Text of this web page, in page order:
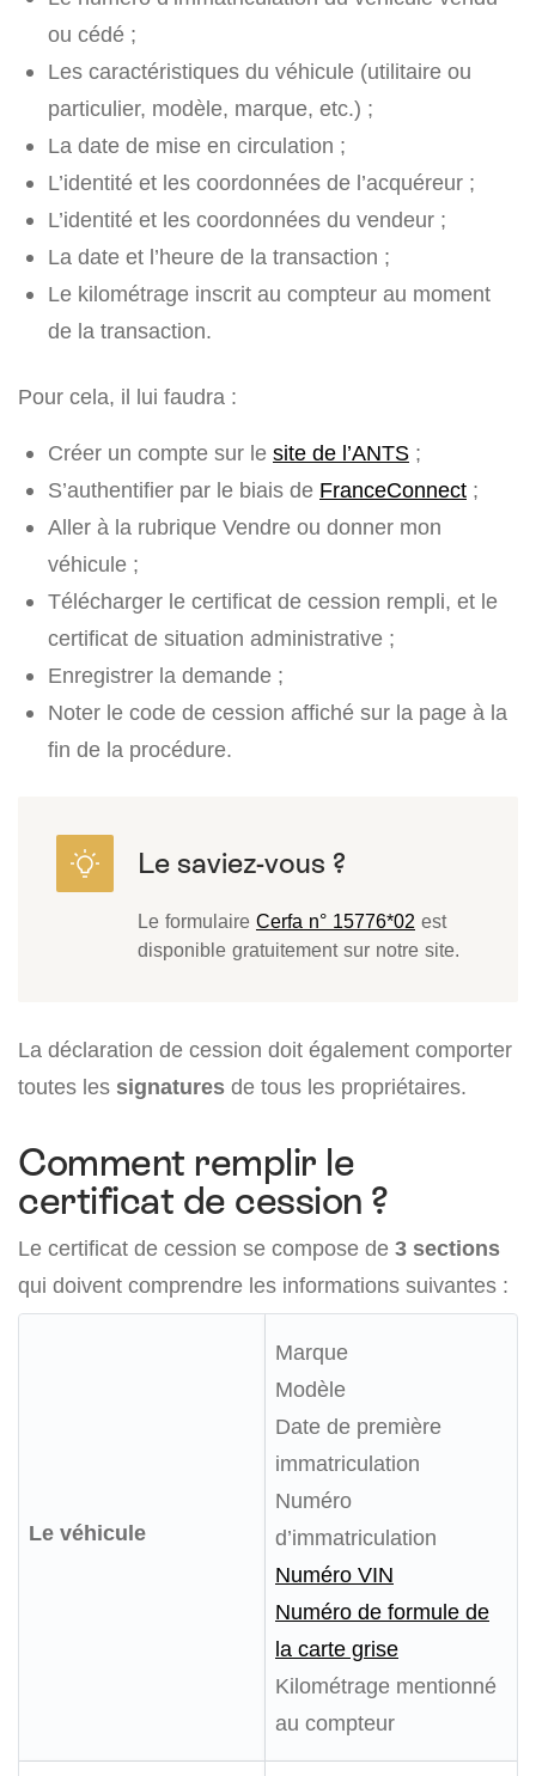
ou cédé ;
Les caractéristiques du véhicule (utilitaire ou
particulier, modèle, marque, etc.) ;
La date de mise en circulation ;
L’identité et les coordonnées de l’acquéreur ;
L’identité et les coordonnées du vendeur ;
La date et l’heure de la transaction ;
Le kilométrage inscrit au compteur au moment
de la transaction.
Pour cela, il lui faudra :
Créer un compte sur le site de l’ANTS ;
S’authentifier par le biais de FranceConnect ;
Aller à la rubrique Vendre ou donner mon
véhicule ;
Télécharger le certificat de cession rempli, et le
certificat de situation administrative ;
Enregistrer la demande ;
Noter le code de cession affiché sur la page à la
fin de la procédure.
Le formulaire Cerfa n° 15776*02 est
disponible gratuitement sur notre site.
La déclaration de cession doit également comporter
toutes les signatures de tous les propriétaires.
Comment remplir le
certificat de cession ?
Le certificat de cession se compose de 3 sections
qui doivent comprendre les informations suivantes :
Le véhicule
Marque
Modèle
Date de première
immatriculation
Numéro
d’immatriculation
Numéro VIN
Numéro de formule de
la carte grise
Kilométrage mentionné
au compteur